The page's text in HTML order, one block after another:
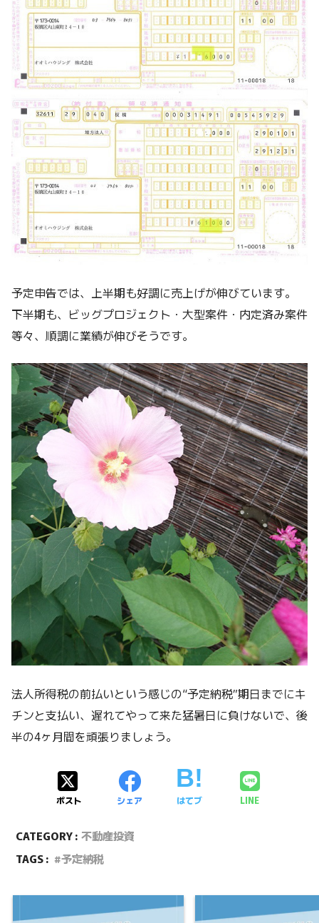
予定申告では、上半期も好調に売上げが伸びています。
下半期も、ビッグプロジェクト・大型案件・内定済み案件
等々、順調に業績が伸びそうです。
法人所得税の前払いという感じの“予定納税”期日までにキ
チンと支払い、遅れてやって来た猛暑日に負けないで、後
半の4ヶ月間を頑張りましょう。
ポスト シェア はてブ LINE
CATEGORY : 不動産投資
TAGS :
予定納税